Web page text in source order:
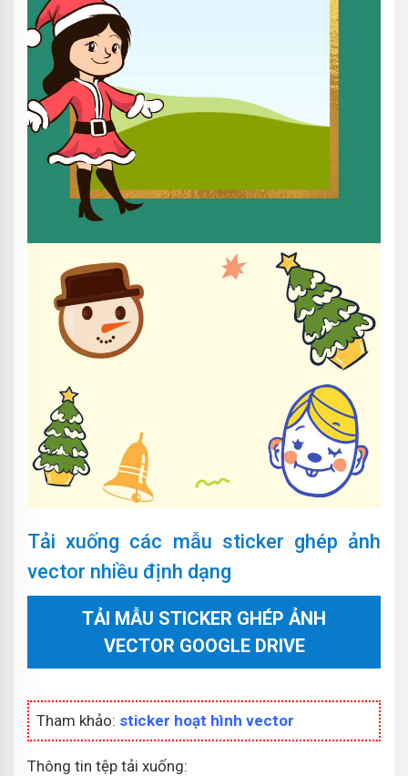
Tải xuống các mẫu sticker ghép ảnh
vector nhiều định dạng
TẢI MẪU STICKER GHÉP ẢNH
VECTOR GOOGLE DRIVE
Tham khảo: sticker hoạt hình vector
Thông tin tệp tải xuống: